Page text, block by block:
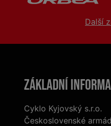
Další
Základní
Cyklo Kyjovský s.r.o.
Československé